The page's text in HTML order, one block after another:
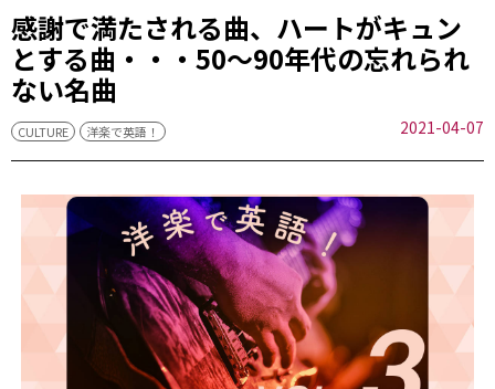
感謝で満たされる曲、ハートがキュン
とする曲・・・50～90年代の忘れられ
ない名曲
CULTURE 洋楽で英語！ 2021-04-07